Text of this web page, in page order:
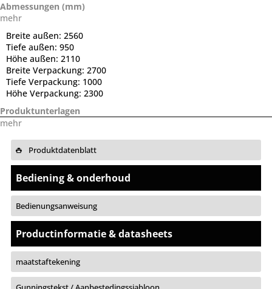
Abmessungen (mm)
mehr
Breite außen: 2560
Tiefe außen: 950
Höhe außen: 2110
Breite Verpackung: 2700
Tiefe Verpackung: 1000
Höhe Verpackung: 2300
Produktunterlagen
mehr
Produktdatenblatt
Bediening & onderhoud
Bedienungsanweisung
Productinformatie & datasheets
maatstaftekening